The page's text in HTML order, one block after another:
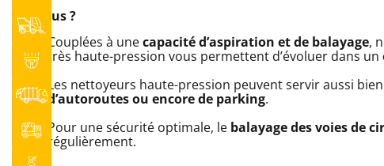
Les plus ?
Couplées à unecapacité d’aspiration et de balayage,
très haute-pression vous permettent d’évoluer dans un
Les nettoyeurs haute-pression peuvent servir aussi
d’autoroutes ou encore de parking.
Pour une sécurité optimale, le balayage des voies de
régulièrement.